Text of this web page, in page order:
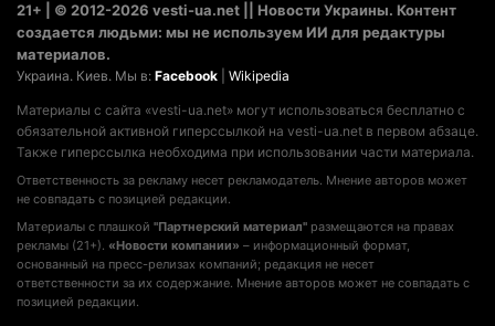
21+ | © 2012-2026 vesti-ua.net || Новости Украины. Контент
создается людьми: мы не используем ИИ для редактуры
материалов.
Украина. Киев. Мы в: Facebook Wikipedia
Материалы с сайта «vesti-ua.net» могут использоваться бесплатно с
обязательной активной гиперссылкой на vesti-ua.net в первом абзаце.
Также гиперссылка необходима при использовании части материала.
Ответственность за рекламу несет рекламодатель. Мнение авторов может
не совпадать с позицией редакции.
Материалы с плашкой "Партнерский материал" размещаются на правах
рекламы (21+). «Новости компании» – информационный формат,
основанный на пресс-релизах компаний; редакция не несет
ответственности за их содержание. Мнение авторов может не совпадать с
позицией редакции.